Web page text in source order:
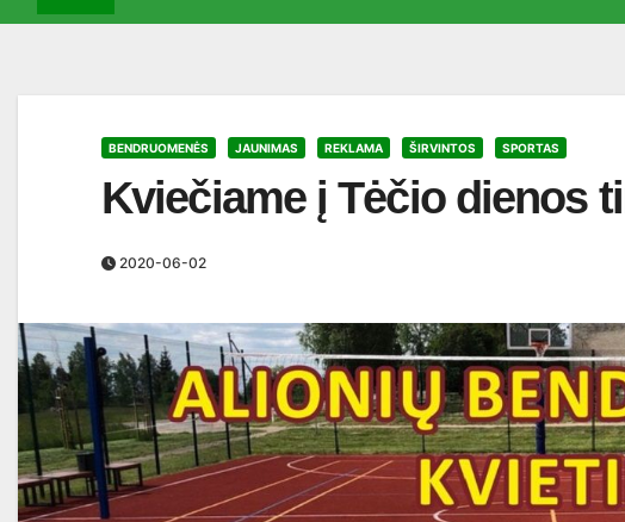
BENDRUOMENĖS JAUNIMAS REKLAMA ŠIRVINTOS SPORTAS
Kviečiame į Tėčio dienos
2020-06-02